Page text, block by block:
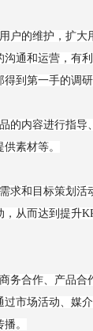
户的维护，扩大
沟通和运营，有
到第一手的调研
的内容进行指导
素材等。
求和目标策划活
，从而达到提升
务合作、产品合
过市场活动、媒
。